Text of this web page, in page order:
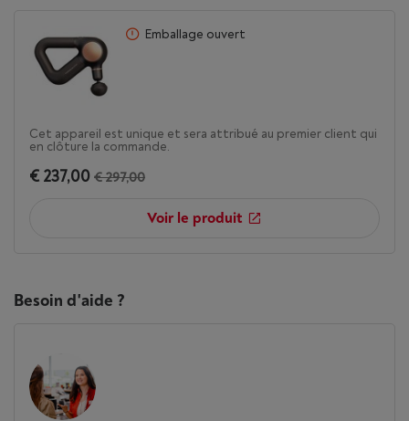
Emballage ouvert
Cet appareil est unique et sera attribué au premier client qui
en clôture la commande.
€ 237,00 € 297,00
Voir le produit
Besoin d'aide ?